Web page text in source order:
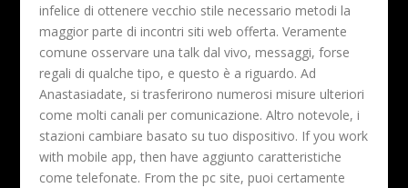
infelice di ottenere vecchio stile necessario metodi la
maggior parte di incontri siti web offerta. Veramente
comune osservare una talk dal vivo, messaggi, forse
regali di qualche tipo, e questo è a riguardo. Ad
Anastasiadate, si trasferirono numerosi misure ulteriori
come molti canali per comunicazione. Altro notevole, i
stazioni cambiare basato su tuo dispositivo. If you work
with mobile app, then have aggiunto caratteristiche
come telefonate. From the pc site, puoi certamente